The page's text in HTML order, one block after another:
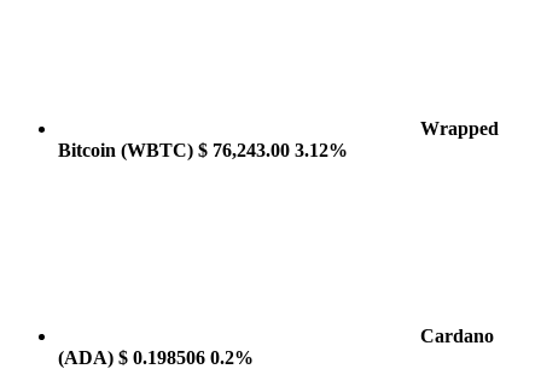
Wrapped
Bitcoin (WBTC) $ 76,243.00 3.12%
Cardano
(ADA) $ 0.198506 0.2%